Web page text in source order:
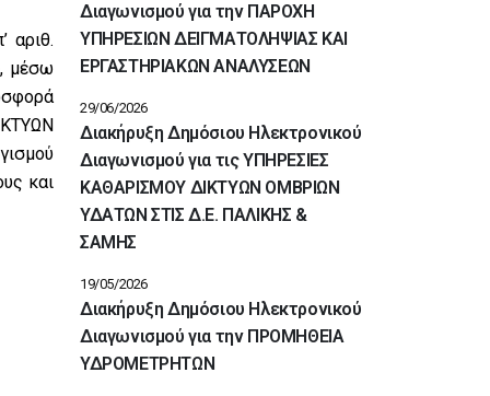
αριθ.
μέσω
και
Διαγωνισμού για την ΠΑΡΟΧΗ
ΥΠΗΡΕΣΙΩΝ ΔΕΙΓΜΑΤΟΛΗΨΙΑΣ ΚΑΙ
ΕΡΓΑΣΤΗΡΙΑΚΩΝ ΑΝΑΛΥΣΕΩΝ
Διακήρυξη Δημόσιου Ηλεκτρονικού
Διαγωνισμού για τις ΥΠΗΡΕΣΙΕΣ
ΚΑΘΑΡΙΣΜΟΥ ΔΙΚΤΥΩΝ ΟΜΒΡΙΩΝ
ΥΔΑΤΩΝ ΣΤΙΣ Δ.Ε. ΠΑΛΙΚΗΣ &
ΣΑΜΗΣ
29/06/2026
Διακήρυξη Δημόσιου Ηλεκτρονικού
Διαγωνισμού για την ΠΡΟΜΗΘΕΙΑ
ΥΔΡΟΜΕΤΡΗΤΩΝ
19/05/2026